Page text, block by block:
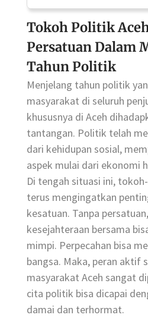
Tokoh Politik
Persatuan Dalam
Tahun Politik
Menjelang tahun politik
masyarakat di seluruh
khususnya di Aceh
tantangan. Politik telah
dari kehidupan sosial,
aspek mulai dari ekonomi
Di tengah situasi ini,
terus mengingatkan
kesatuan. Tanpa
kesejahteraan bersama
mimpi. Perpecahan bisa
bangsa. Maka, peran aktif
masyarakat Aceh sangat
cita politik bisa dicapai
damai dan terhormat.